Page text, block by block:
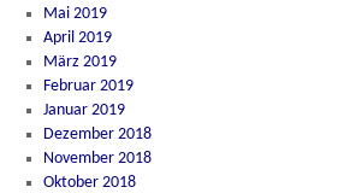
Mai 2019
April 2019
März 2019
Februar 2019
Januar 2019
Dezember 2018
November 2018
Oktober 2018